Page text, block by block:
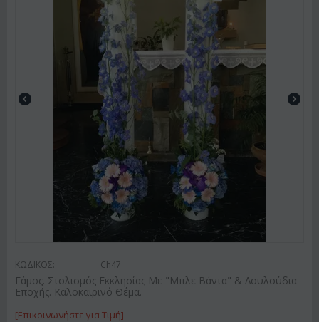
ΚΩΔΙΚΟΣ: Ch47
Γάμος. Στολισμός Εκκλησίας Με "Μπλε Βάντα" & Λουλούδια
Εποχής. Καλοκαιρινό Θέμα.
[Επικοινωνήστε για Τιμή]